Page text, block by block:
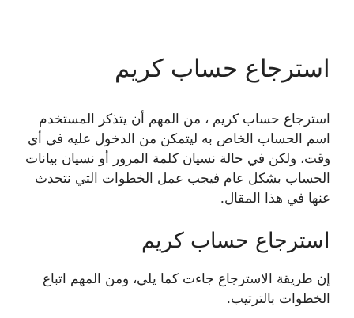
استرجاع حساب كريم
استرجاع حساب كريم ، من المهم أن يتذكر المستخدم
اسم الحساب الخاص به ليتمكن من الدخول عليه في أي
وقت، ولكن في حالة نسيان كلمة المرور أو نسيان بيانات
الحساب بشكل عام فيجب عمل الخطوات التي نتحدث
عنها في هذا المقال.
استرجاع حساب كريم
إن طريقة الاسترجاع جاءت كما يلي، ومن المهم اتباع
الخطوات بالترتيب.